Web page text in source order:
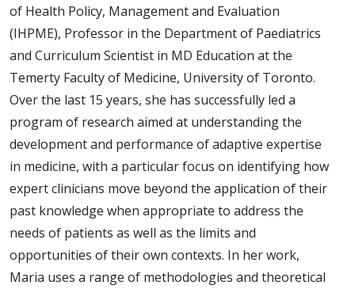
of Health Policy, Management and Evaluation
(IHPME), Professor in the Department of Paediatrics
and Curriculum Scientist in MD Education at the
Temerty Faculty of Medicine, University of Toronto.
Over the last 15 years, she has successfully led a
program of research aimed at understanding the
development and performance of adaptive expertise
in medicine, with a particular focus on identifying how
expert clinicians move beyond the application of their
past knowledge when appropriate to address the
needs of patients as well as the limits and
opportunities of their own contexts. In her work,
Maria uses a range of methodologies and theoretical